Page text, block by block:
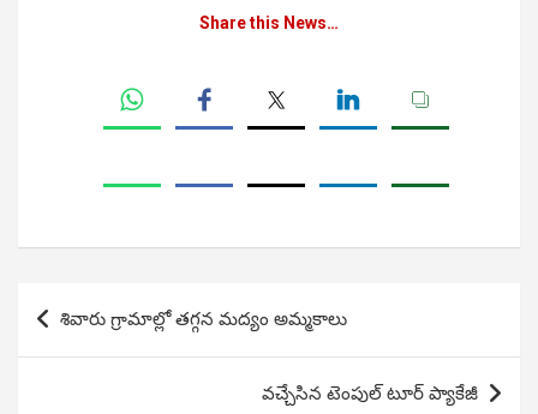
Share this News…
Post
navigation
శివారు గ్రామాల్లో తగ్గన మద్యం అమ్మకాలు
వచ్చేసిన టెంపుల్ టూర్ ప్యాకేజీ